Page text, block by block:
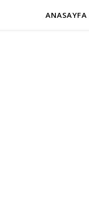
ANASAYFA